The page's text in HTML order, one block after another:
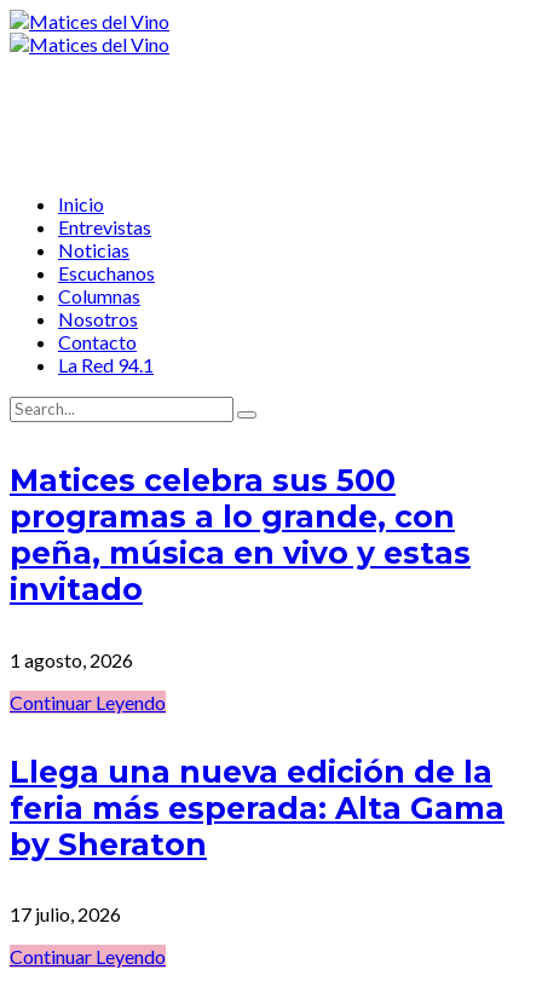
Inicio
Entrevistas
Noticias
Escuchanos
Columnas
Nosotros
Contacto
La Red 94.1
Matices celebra sus 500
programas a lo grande, con
peña, música en vivo y estas
invitado
1 agosto, 2026
Continuar Leyendo
Llega una nueva edición de la
feria más esperada: Alta Gama
by Sheraton
17 julio, 2026
Continuar Leyendo